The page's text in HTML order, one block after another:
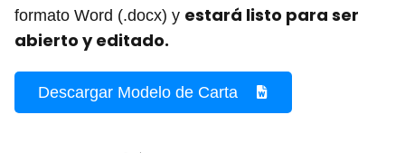
formato Word (.docx) y estará listo para ser
abierto y editado.
Descargar Modelo de Carta